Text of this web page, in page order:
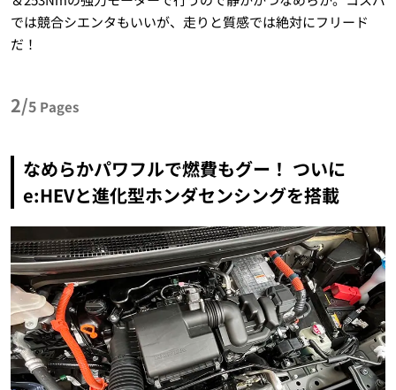
では競合シエンタもいいが、走りと質感では絶対にフリード
だ！
2/5 Pages
なめらかパワフルで燃費もグー！ ついに
e:HEVと進化型ホンダセンシングを搭載